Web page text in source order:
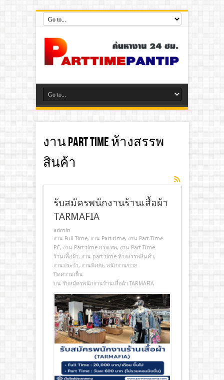
งาน part time ห้างสรรพ
สินค้า
รับสมัครพนักงานร้านเสื้อผ้า
TARMAFIA
admin
งาน Full Time, งาน Part time, งาน Part Time
PC, งาน Part time กรุงเทพ, งาน Part Time
ร้านเสื้อผ้า, งาน part time ห้างสรรพสินค้า,
งานประจํา, งานพิเศษ, พนักงานขาย
ปิดความเห็น
บน รับสมัครพนักงานร้านเสื้อผ้า TARMAFIA